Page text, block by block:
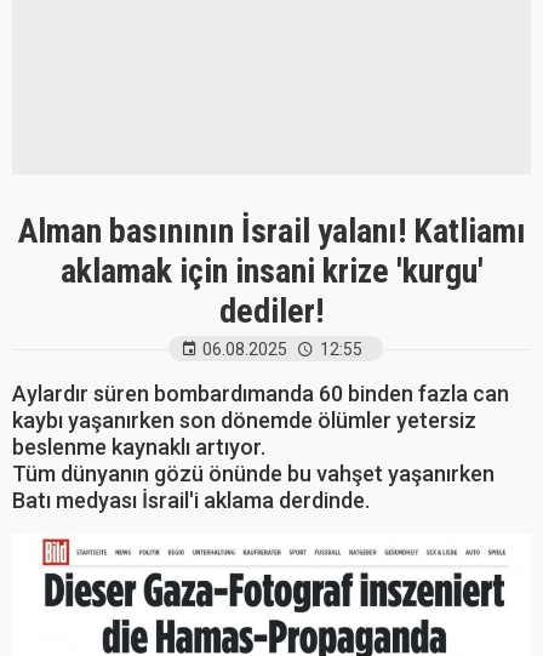
Alman basınının İsrail yalanı! Katliamı
aklamak için insani krize 'kurgu'
dediler!
06.08.2025 12:55
Aylardır süren bombardımanda 60 binden fazla can
kaybı yaşanırken son dönemde ölümler yetersiz
beslenme kaynaklı artıyor.
Tüm dünyanın gözü önünde bu vahşet yaşanırken
Batı medyası İsrail'i aklama derdinde.